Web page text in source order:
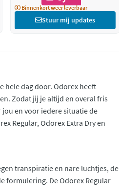
Binnenkort weer leverbaar
Stuur mij updates
hele dag door. Odorex heeft
Zodat jij je altijd en overal fris
en voor iedere situatie de
Regular, Odorex Extra Dry en
transpiratie en nare luchtjes, de
formulering. De Odorex Regular